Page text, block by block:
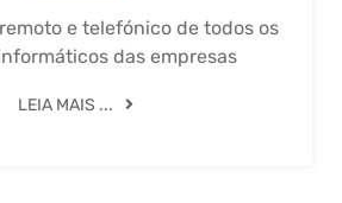
e telefónico de todos os
das empresas
LEIA MAIS ...